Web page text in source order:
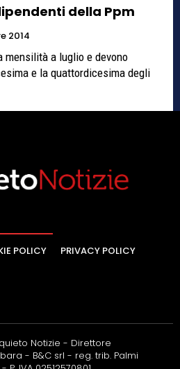
della Ppm
2014
mensilità a luglio e devono
e la quattordicesima degli
POLICY PRIVACY POLICY
Notizie - Direttore
- B&C srl - reg. trib. Palmi